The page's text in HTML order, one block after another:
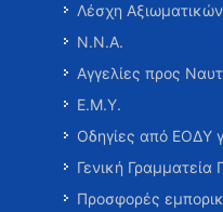
Λέσχη Αξιωματικών
Ν.Ν.Α.
Αγγελίες προς
Ε.Μ.Υ.
Οδηγίες από ΕΟΔΥ
Γενική Γραμματεία
Προσφορές